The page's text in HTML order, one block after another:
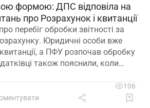
формою: ДПС відповіла на
про Розрахунок і квитанції
перебіг обробки звітності за
Юридичні особи вже
а ПФУ розпочав обробку
також пояснили, коли
та яка дата вважається датою
106